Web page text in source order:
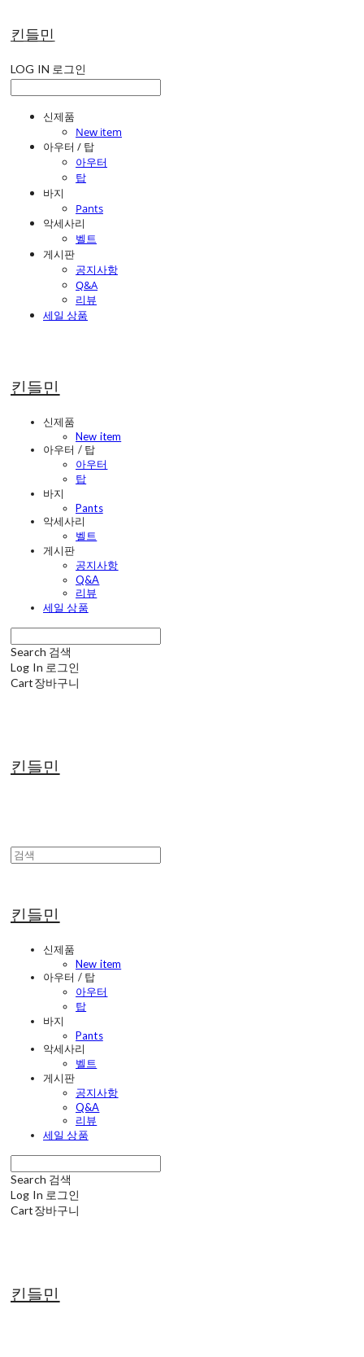
킨들민
LOG IN 로그인
신제품
New item
아우터 / 탑
아우터
탑
바지
Pants
악세사리
벨트
게시판
공지사항
Q&A
리뷰
세일 상품
킨들민
신제품
New item
아우터 / 탑
아우터
탑
바지
Pants
악세사리
벨트
게시판
공지사항
Q&A
리뷰
세일 상품
Search 검색
Log In 로그인
Cart장바구니
킨들민
킨들민
신제품
New item
아우터 / 탑
아우터
탑
바지
Pants
악세사리
벨트
게시판
공지사항
Q&A
리뷰
세일 상품
Search 검색
Log In 로그인
Cart장바구니
킨들민